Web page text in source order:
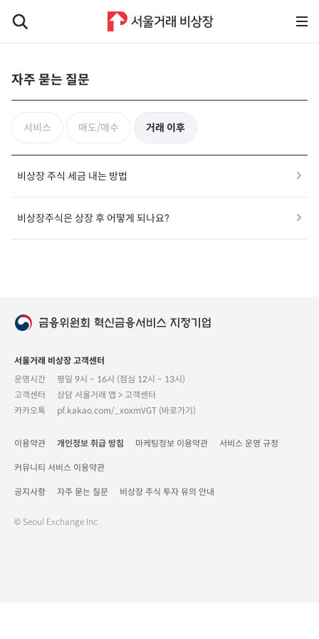
자주 묻는 질문
서비스 매도/매수 거래 이후
비상장 주식 세금 내는 방법
비상장주식은 상장 후 어떻게 되나요?
서울거래 비상장 고객센터
운영시간
평일 9시 ~ 16시 (점심 12시 ~ 13시)
고객센터
상담 서울거래 앱 > 고객센터
카카오톡
pf.kakao.com/_xoxmVGT (바로가기)
이용약관 개인정보 취급 방침 마케팅정보 이용약관 서비스 운영 규정
커뮤니티 서비스 이용약관
공지사항 자주 묻는 질문 비상장 주식 투자 유의 안내
© Seoul Exchange Inc.